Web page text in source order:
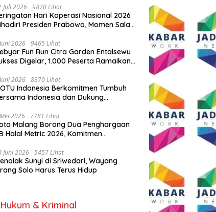
Juli 2026 9870 Lihat
Hari Koperasi Nasional 2026
Presiden Prabowo, Momen Salam
2026 9465 Lihat
Fun Run Citra Garden Entalsewu
Digelar, 1.000 Peserta Ramaikan
2026 8370 Lihat
Indonesia Berkomitmen Tumbuh
Indonesia dan Dukung
2026 7781 Lihat
Malang Borong Dua Penghargaan
Halal Metric 2026, Komitmen
Juni 2026 5457 Lihat
Sunyi di Sriwedari, Wayang
Solo Harus Terus Hidup
& Kriminal